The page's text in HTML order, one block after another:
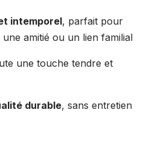
intemporel, parfait pour
amitié ou un lien familial
une touche tendre et
durable, sans entretien